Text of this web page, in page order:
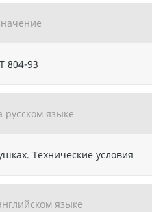
804-93
русском языке
Технические условия
языке